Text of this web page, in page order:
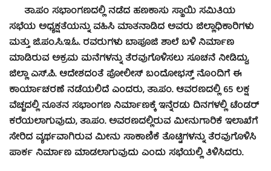
ತಾ.ಪಂ ಸಭಾಂಗಣದಲ್ಲಿ ನಡೆದ ಹಣಕಾಸು ಸ್ಥಾಯಿ ಸಮಿತಿಯ
ಸಭೆಯ ಅಧ್ಯಕ್ಷತೆಯನ್ನು ವಹಿಸಿ ಮಾತನಾಡಿದ ಅವರು ಜಿಲ್ಲಾಧಿಕಾರಿಗಳು
ಮತ್ತು ಜಿ.ಪಂ.ಸಿ.ಇ.ಓ. ರವರುಗಳು ಬಾಪೂಜಿ ಶಾಲೆ ಬಳಿ ನಿರ್ಮಾಣ
ಮಾಡಿರುವ ಅಕ್ರಮ ಮನೆಗಳನ್ನು ತೆರವುಗೊಳಿಸಲು ಸೂಚನೆ ನೀಡಿದ್ದು,
ಜಿಲ್ಲಾ ಎಸ್.ಪಿ. ಆದೇಶದಂತೆ ಪೋಲೀಸ್ ಬಂದೋಭಸ್ತ್ ನೊಂದಿಗೆ ಈ
ಕಾರ್ಯಾಚರಣೆ ನಡೆಯಲಿದೆ ಎಂದರು, ತಾ.ಪಂ. ಆವರಣದಲ್ಲಿ 65 ಲಕ್ಷ
ವೆಚ್ಚದಲ್ಲಿ ನೂತನ ಸಭಾಂಗಣ ನಿರ್ಮಾಣಕ್ಕೆ ಇನ್ನೆರಡು ದಿನಗಳಲ್ಲಿ ಟೆಂಡರ್
ಕರೆಯಲಾಗುವುದು, ತಾ.ಪಂ. ಅವರಣದಲ್ಲಿರುವ ಮೀನುಗಾರಿಕೆ ಇಲಾಖೆಗೆ
ಸೇರಿದ ವ್ಯರ್ಥವಾಗಿರುವ ಮೀನು ಸಾಕಾಣಿಕೆ ತೊಟ್ಟಿಗಳನ್ನು ತೆರವುಗೊಳಿಸಿ
ಪಾರ್ಕ ನಿರ್ಮಾಣ ಮಾಡಲಾಗುವುದು ಎಂದು ಸಭೆಯಲ್ಲಿ ತಿಳಿಸಿದರು.